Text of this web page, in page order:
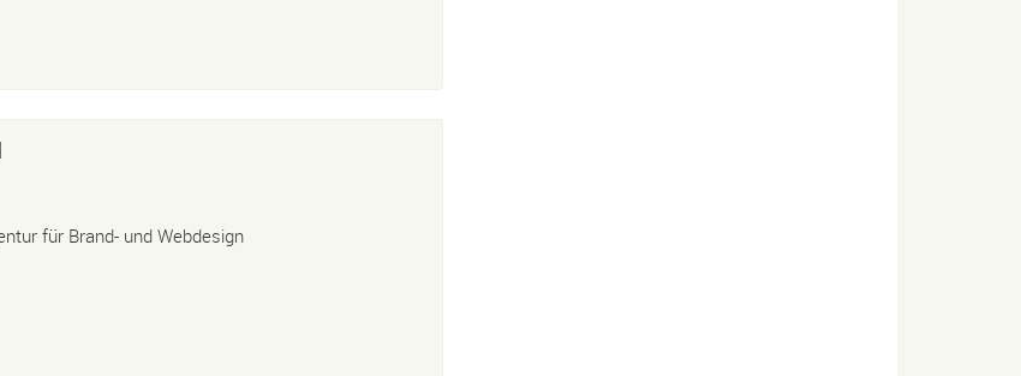
für Brand- und Webdesign